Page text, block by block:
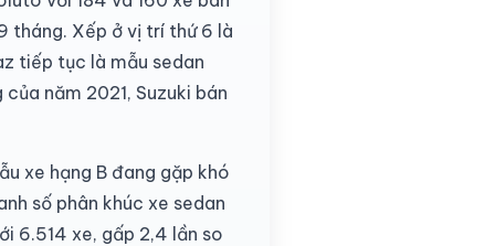
tháng. Xếp ở vị trí thứ 6 là
tiếp tục là mẫu sedan
năm 2021, Suzuki bán
xe hạng B đang gặp khó
số phân khúc xe sedan
6.514 xe, gấp 2,4 lần so